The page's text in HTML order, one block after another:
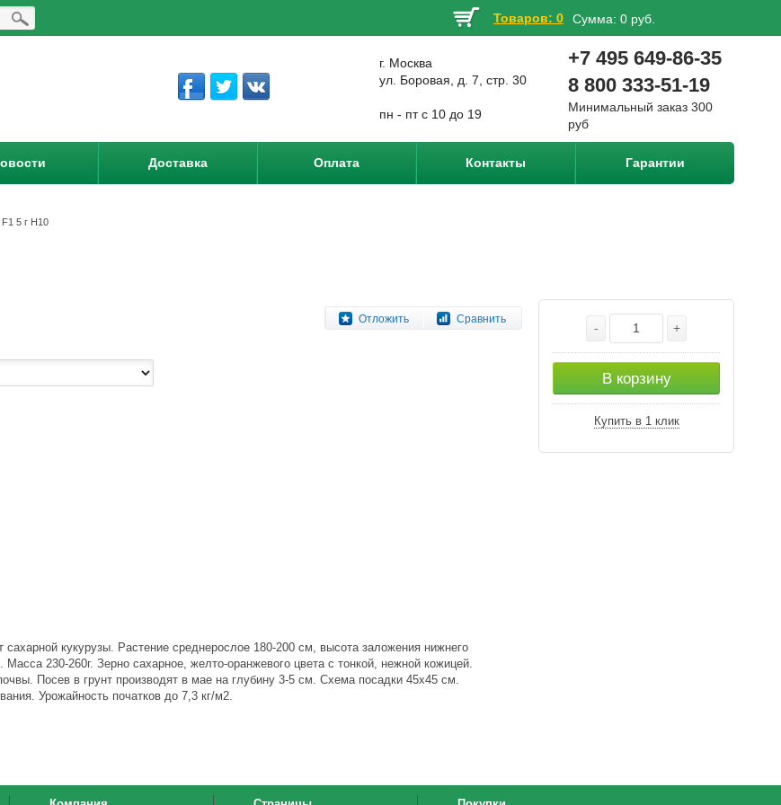
Товаров: 0 Сумма: 0 руб.
г. Москва
ул. Боровая, д. 7, стр. 30
пн - пт с 10 до 19
+7 495 649-86-35
8 800 333-51-19
Минимальный заказ 300
руб
Доставка Оплата Контакты Гарантии
F1 5 г Н10
Отложить Сравнить
- +
В корзину
Купить в 1 клик
кукурузы. Растение среднерослое 180-200 см, высота заложения нижнего
230-260г. Зерно сахарное, желто-оранжевого цвета с тонкой, нежной кожицей.
Посев в грунт производят в мае на глубину 3-5 см. Схема посадки 45х45 см.
Урожайность початков до 7,3 кг/м2.